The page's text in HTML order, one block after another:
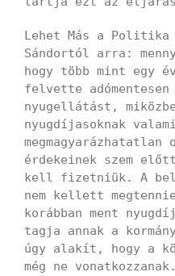
Lehet Más a
Sándortól arra:
hogy több mint egy
felvette adómentesen
nyugellátást,
nyugdíjasoknak
érdekeinek szem
kell fizetniük. A
nem kellett
korábban ment
tagja annak a
úgy alakít, hogy a
még ne vonatkozzanak.